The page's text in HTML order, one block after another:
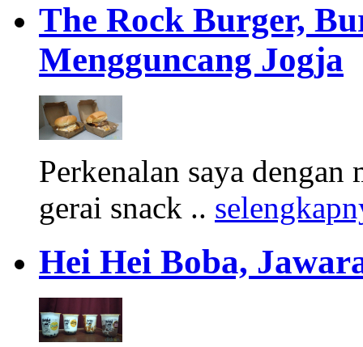
The Rock Burger,
Mengguncang Jogja
Perkenalan saya
gerai snack ..
Hei Hei Boba,